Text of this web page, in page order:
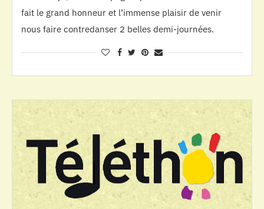
fait le grand honneur et l’immense plaisir de venir
nous faire contredanser 2 belles demi-journées.